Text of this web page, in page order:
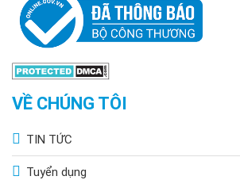
VỀ CHÚNG TÔI
TIN TỨC
Tuyển dụng